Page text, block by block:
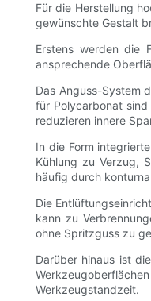
Für die Herstellung
gewünschte Gestalt
Erstens werden die
ansprechende
Das Anguss-System
für Polycarbonat sind
reduzieren innere
In die Form
Kühlung zu Verzug,
häufig durch
Die
kann zu
ohne Spritzguss zu
Darüber hinaus ist
Werkzeugstandzeit.